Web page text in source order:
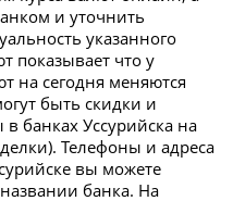
и уточнить
указанного
показывает что у
на сегодня меняются
быть скидки и
банках Уссурийска на
Телефоны и адреса
вы можете
банка. На